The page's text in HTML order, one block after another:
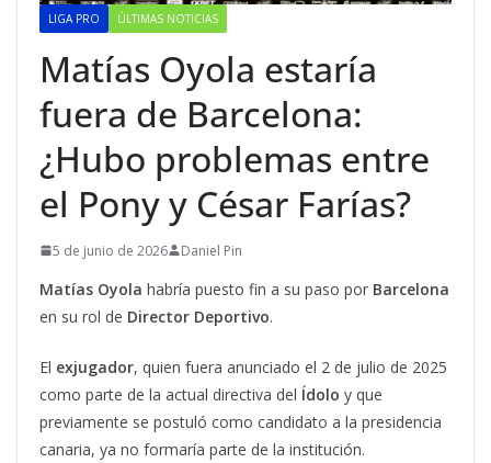
LIGA PRO ÚLTIMAS NOTICIAS
Matías Oyola estaría
fuera de Barcelona:
¿Hubo problemas entre
el Pony y César Farías?
5 de junio de 2026 Daniel Pin
Matías Oyola habría puesto fin a su paso por Barcelona
en su rol de Director Deportivo.
El exjugador, quien fuera anunciado el 2 de julio de 2025
como parte de la actual directiva del Ídolo y que
previamente se postuló como candidato a la presidencia
canaria, ya no formaría parte de la institución.